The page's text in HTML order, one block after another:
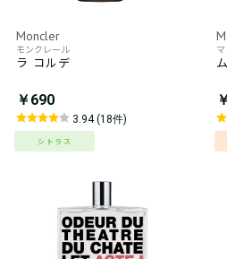
Moncler
モンクレール
ラ コルデ
￥690
3.94 (18件)
シトラス